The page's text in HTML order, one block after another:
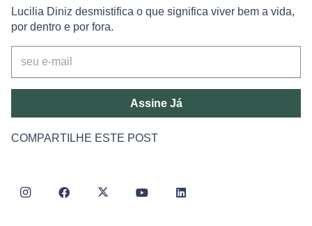
Lucilia Diniz desmistifica o que significa viver bem a vida,
por dentro e por fora.
Assine Já
COMPARTILHE ESTE POST